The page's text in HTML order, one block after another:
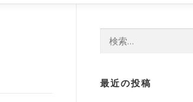
最近の投稿